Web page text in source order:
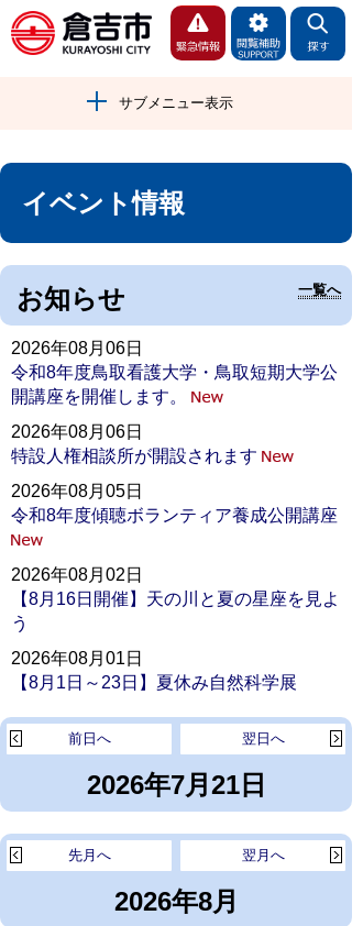
サブメニュー表示
イベント情報
お知らせ 一覧へ
2026年08月06日
令和8年度鳥取看護大学・鳥取短期大学公
開講座を開催します。
2026年08月06日
特設人権相談所が開設されます
2026年08月05日
令和8年度傾聴ボランティア養成公開講座
2026年08月02日
【8月16日開催】天の川と夏の星座を見よ
う
2026年08月01日
【8月1日～23日】夏休み自然科学展
2026年7月21日
翌日へ
前日へ
2026年8月
翌月へ
先月へ